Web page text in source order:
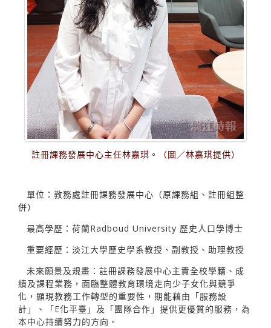
註冊課務發展中心主任林嘉琪。（圖／林嘉琪提供）
單位：教務處註冊課務發展中心（原課務組、註冊組整
併）
最高學歷：荷蘭Radboud University 歷史人口學博士
重要經歷：淡江大學歷史學系教授、副教授、助理教授
未來願景及規畫：註冊課務發展中心主責全校學籍、成
績及課程業務，面臨整體教育環境走向少子女化與競爭
化，顯現教務工作轉型的重要性，期能藉由「服務設
計」、「E化平臺」及「團隊合作」提供更優質的服務，為
本中心持續努力的方向。